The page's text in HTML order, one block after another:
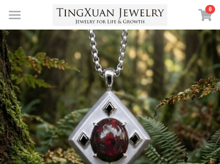
0
首頁
珠寶訂製
送給自己
送給愛的人
送給重要的人
送給現在的自己
珠寶收藏
寶石故事
空中花園
珠寶策展
靈感採集
珠寶鑑賞
鑑賞課程
認識 TXJ
×
商品分類
寶石體驗